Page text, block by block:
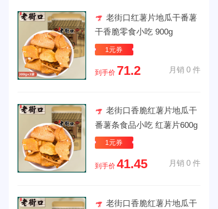
老街口红薯片地瓜干番薯
干香脆零食小吃 900g
1元券
到手价 71.2 月销 0 件
老街口香脆红薯片地瓜干
番薯条食品小吃 红薯片600g
1元券
到手价 41.45 月销 0 件
老街口香脆红薯片地瓜干